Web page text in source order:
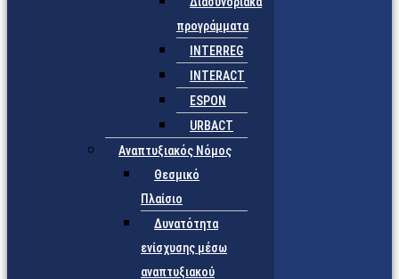
προγράμματα
INTERREG
INTERACT
ESPON
URBACT
Αναπτυξιακός Νόμος
Θεσμικό
Πλαίσιο
Δυνατότητα
ενίσχυσης μέσω
αναπτυξιακού